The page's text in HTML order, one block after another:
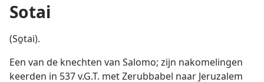
Sotai
(So̱tai).
Een van de knechten van Salomo; zijn nakomelingen
keerden in 537 v.G.T. met Zerubbabel naar Jeruzalem